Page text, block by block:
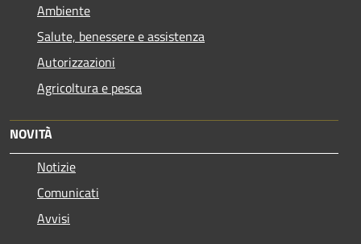
Ambiente
Salute, benessere e assistenza
Autorizzazioni
Agricoltura e pesca
NOVITÀ
Notizie
Comunicati
Avvisi